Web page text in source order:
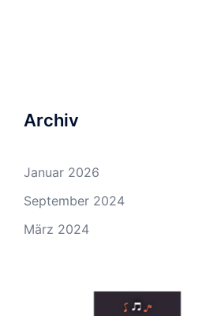
Archiv
Januar 2026
September 2024
März 2024